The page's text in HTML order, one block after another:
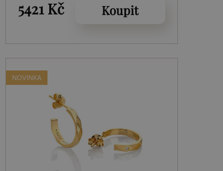
Edit Tender DE894
5421 Kč Koupit
NOVINKA